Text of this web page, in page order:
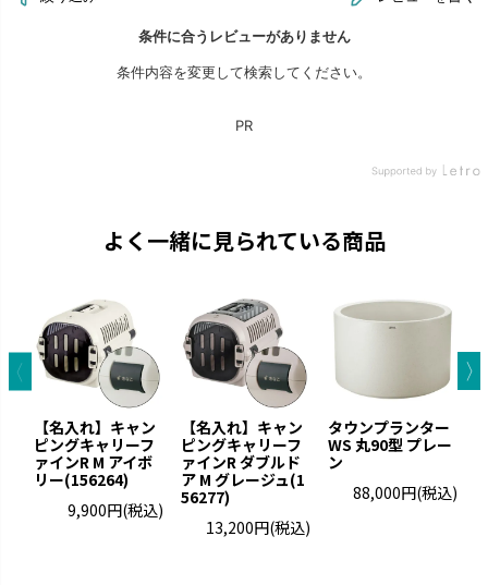
よく一緒に見られている商品
【名入れ】キャン
ピングキャリーフ
ァインR M アイボ
リー(156264)
9,900円(税込)
【名入れ】キャン
ピングキャリーフ
ァインR ダブルド
ア M グレージュ(1
56277)
13,200円(税込)
タウンプランター
WS 丸90型 プレー
ン
88,000円(税込)